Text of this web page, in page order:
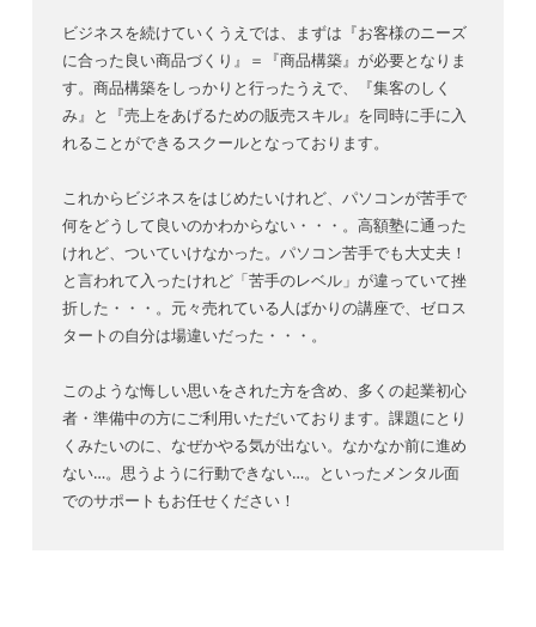
ビジネスを続けていくうえでは、まずは『お客様のニーズ
に合った良い商品づくり』＝『商品構築』が必要となりま
す。商品構築をしっかりと行ったうえで、『集客のしく
み』と『売上をあげるための販売スキル』を同時に手に入
れることができるスクールとなっております。
これからビジネスをはじめたいけれど、パソコンが苦手で
何をどうして良いのかわからない・・・。高額塾に通った
けれど、ついていけなかった。パソコン苦手でも大丈夫！
と言われて入ったけれど「苦手のレベル」が違っていて挫
折した・・・。元々売れている人ばかりの講座で、ゼロス
タートの自分は場違いだった・・・。
このような悔しい思いをされた方を含め、多くの起業初心
者・準備中の方にご利用いただいております。課題にとり
くみたいのに、なぜかやる気が出ない。なかなか前に進め
ない…。思うように行動できない…。といったメンタル面
でのサポートもお任せください！